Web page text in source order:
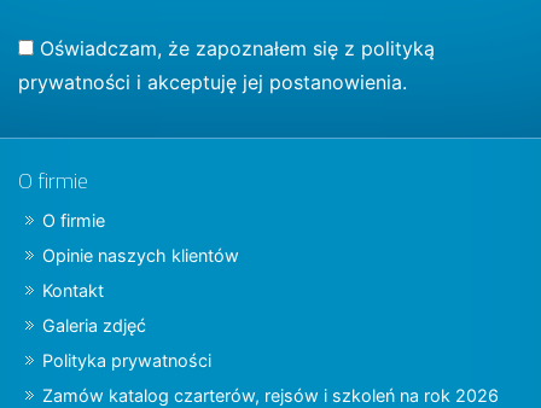
Oświadczam, że zapoznałem się z polityką
prywatności i akceptuję jej postanowienia.
O firmie
O firmie
Opinie naszych klientów
Kontakt
Galeria zdjęć
Polityka prywatności
Zamów katalog czarterów, rejsów i szkoleń na rok 2026